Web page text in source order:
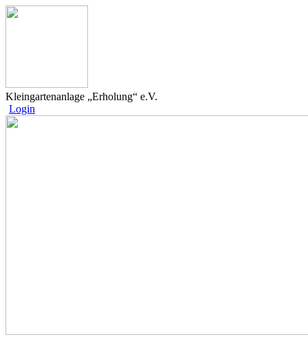
Kleingartenanlage „Erholung“ e.V.
Login